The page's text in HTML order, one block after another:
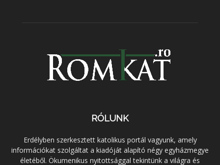
RÓLUNK
Erdélyben szerkesztett katolikus portál vagyunk, amely
információkat szolgáltat a kiadóját alapító négy egyházmegye
életéből. Ökumenikus nyitottsággal tekintünk a világra és